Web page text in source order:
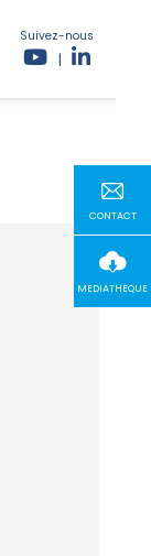
Suivez-nous
|
CONTACT
MEDIATHEQUE